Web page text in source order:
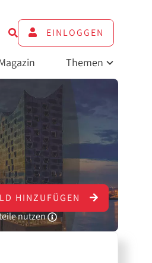
EINLOGGEN
Themen
HINZUFÜGEN
nutzen